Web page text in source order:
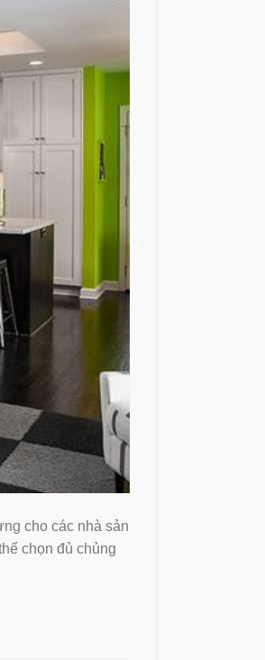
cho các nhà sản
chọn đủ chủng